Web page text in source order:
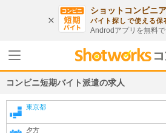
ショットコンビニ
バイト探しで使える保
Androdアプリを無料
コンビニ短期バイト派遣の求人
東京都
夕方